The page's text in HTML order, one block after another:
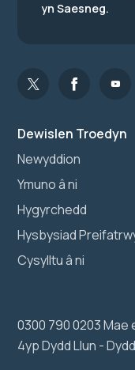
Dewislen Troedyn
Newyddion
Ymuno â ni
Hygyrchedd
Hysbysiad
Cysylltu â ni
0300 790 0203 Mae
4yp Dydd Llun -
yn Saesneg.